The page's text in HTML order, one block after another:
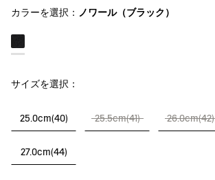
カラーを選択： ノワール（ブラック）
サイズを選択：
25.0cm(40) 25.5cm(41) 26.0cm(42)
27.0cm(44)